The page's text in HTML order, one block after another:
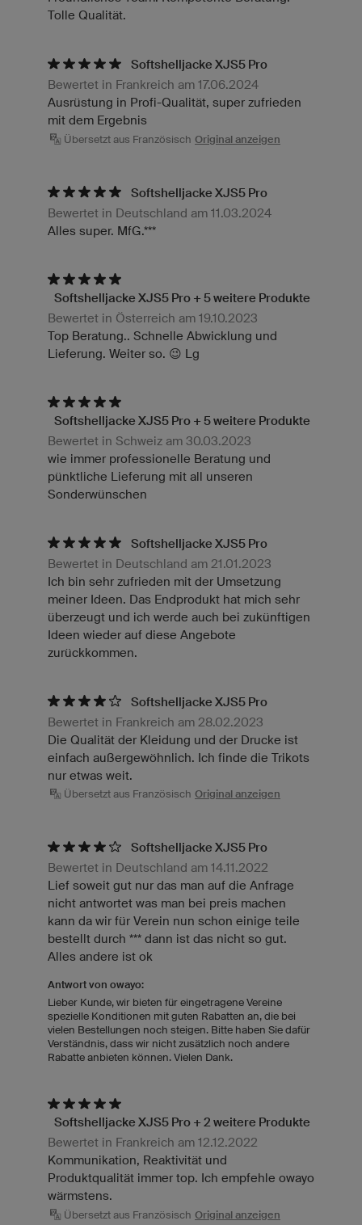
Tolle Qualität.
Softshelljacke XJS5 Pro
Bewertet in Frankreich am 17.06.2024
Ausrüstung in Profi-Qualität, super zufrieden
mit dem Ergebnis
Übersetzt aus Französisch Original anzeigen
Softshelljacke XJS5 Pro
Bewertet in Deutschland am 11.03.2024
Alles super. MfG.***
Softshelljacke XJS5 Pro + 5 weitere Produkte
Bewertet in Österreich am 19.10.2023
Top Beratung.. Schnelle Abwicklung und
Lieferung. Weiter so. 😉 Lg
Softshelljacke XJS5 Pro + 5 weitere Produkte
Bewertet in Schweiz am 30.03.2023
wie immer professionelle Beratung und
pünktliche Lieferung mit all unseren
Sonderwünschen
Softshelljacke XJS5 Pro
Bewertet in Deutschland am 21.01.2023
Ich bin sehr zufrieden mit der Umsetzung
meiner Ideen. Das Endprodukt hat mich sehr
überzeugt und ich werde auch bei zukünftigen
Ideen wieder auf diese Angebote
zurückkommen.
Softshelljacke XJS5 Pro
Bewertet in Frankreich am 28.02.2023
Die Qualität der Kleidung und der Drucke ist
einfach außergewöhnlich. Ich finde die Trikots
nur etwas weit.
Übersetzt aus Französisch Original anzeigen
Softshelljacke XJS5 Pro
Bewertet in Deutschland am 14.11.2022
Lief soweit gut nur das man auf die Anfrage
nicht antwortet was man bei preis machen
kann da wir für Verein nun schon einige teile
bestellt durch *** dann ist das nicht so gut.
Alles andere ist ok
Antwort von owayo:
Lieber Kunde, wir bieten für eingetragene Vereine
spezielle Konditionen mit guten Rabatten an, die bei
vielen Bestellungen noch steigen. Bitte haben Sie dafür
Verständnis, dass wir nicht zusätzlich noch andere
Rabatte anbieten können. Vielen Dank.
Softshelljacke XJS5 Pro + 2 weitere Produkte
Bewertet in Frankreich am 12.12.2022
Kommunikation, Reaktivität und
Produktqualität immer top. Ich empfehle owayo
wärmstens.
Übersetzt aus Französisch Original anzeigen